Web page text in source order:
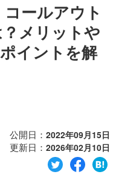
コールアウト
メリットや
イントを解
公開日： 2022年09月15日
更新日： 2026年02月10日